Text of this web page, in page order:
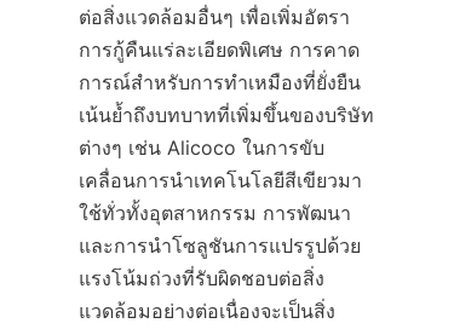
ต่อสิ่งแวดล้อมอื่นๆ เพื่อเพิ่มอัตรา
การกู้คืนแร่ละเอียดพิเศษ การคาด
การณ์สำหรับการทำเหมืองที่ยั่งยืน
เน้นย้ำถึงบทบาทที่เพิ่มขึ้นของบริษัท
ต่างๆ เช่น Alicoco ในการขับ
เคลื่อนการนำเทคโนโลยีสีเขียวมา
ใช้ทั่วทั้งอุตสาหกรรม การพัฒนา
และการนำโซลูชันการแปรรูปด้วย
แรงโน้มถ่วงที่รับผิดชอบต่อสิ่ง
แวดล้อมอย่างต่อเนื่องจะเป็นสิ่ง